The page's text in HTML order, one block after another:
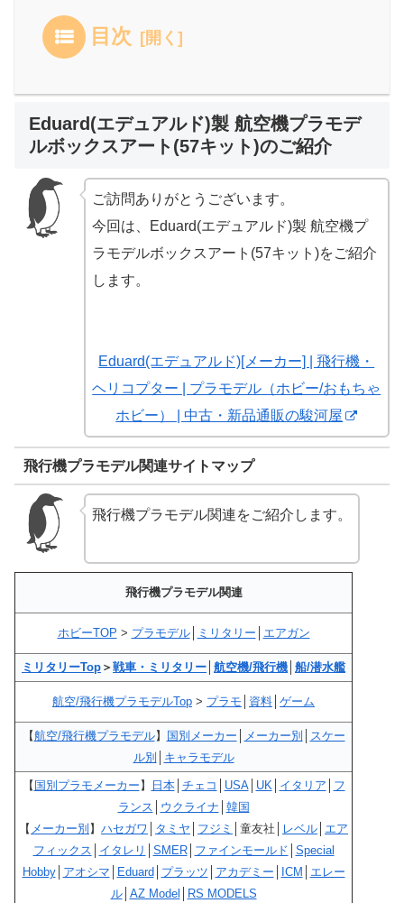
目次
Eduard(エデュアルド)製 航空機プラモデ
ルボックスアート(57キット)のご紹介
ご訪問ありがとうございます。
今回は、Eduard(エデュアルド)製 航空機プ
ラモデルボックスアート(57キット)をご紹介
します。
Eduard(エデュアルド)[メーカー] | 飛行機・
ヘリコプター | プラモデル（ホビー/おもちゃ
ホビー） | 中古・新品通販の駿河屋
飛行機プラモデル関連サイトマップ
飛行機プラモデル関連をご紹介します。
飛行機プラモデル関連
ホビーTOP > プラモデル│ ミリタリー エアガン
ミリタリーTop ＞ 戦車・ミリタリー 航空機/飛行機 船/潜水艦
航空/飛行機プラモデルTop > プラモ 資料 ゲーム
【航空/飛行機プラモデル】 国別メーカー メーカー別
スケー
ル別
キャラモデル
【 国別プラモメーカー 】 日本│ チェコ USA│ UK│ イタリア
フ
ランス
ウクライナ 韓国
【 メーカー別 】 ハセガワ タミヤ フジミ │童友社│ レベル エア
フィックス
イタレリ SMER│ ファインモールド Special
Hobby│ アオシマ Eduard プラッツ アカデミー ICM
エレー
ル│ AZ Model
RS MODELS